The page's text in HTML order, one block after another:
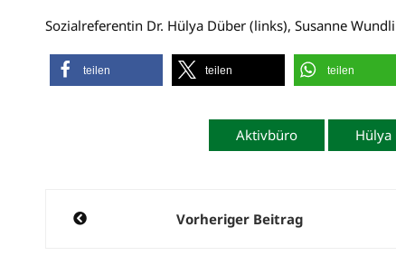
Sozialreferentin Dr. Hülya Düber (links), Susanne
teilen teilen teilen
Aktivbüro Hülya
Beitragsnavigation
Vorheriger Beitrag